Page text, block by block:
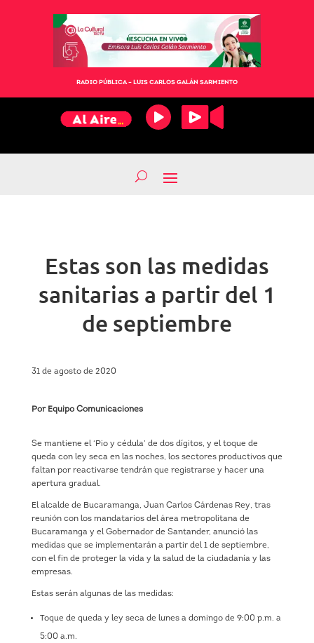
RADIO PÚBLICA – LUIS CARLOS GALÁN SARMIENTO
Estas son las medidas
sanitarias a partir del 1
de septiembre
31 de agosto de 2020
Por Equipo Comunicaciones
Se mantiene el ‘Pio y cédula’ de dos dígitos, y el toque de
queda con ley seca en las noches, los sectores productivos que
faltan por reactivarse tendrán que registrarse y hacer una
apertura gradual.
El alcalde de Bucaramanga, Juan Carlos Cárdenas Rey, tras
reunión con los mandatarios del área metropolitana de
Bucaramanga y el Gobernador de Santander, anunció las
medidas que se implementarán a partir del 1 de septiembre,
con el fin de proteger la vida y la salud de la ciudadanía y las
empresas.
Estas serán algunas de las medidas:
Toque de queda y ley seca de lunes a domingo de 9:00 p.m. a
5:00 a.m.